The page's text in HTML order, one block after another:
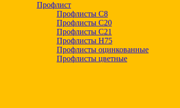
Профлист
Профлисты С8
Профлисты С20
Профлисты C21
Профлисты Н75
Профлисты оцинкованные
Профлисты цветные